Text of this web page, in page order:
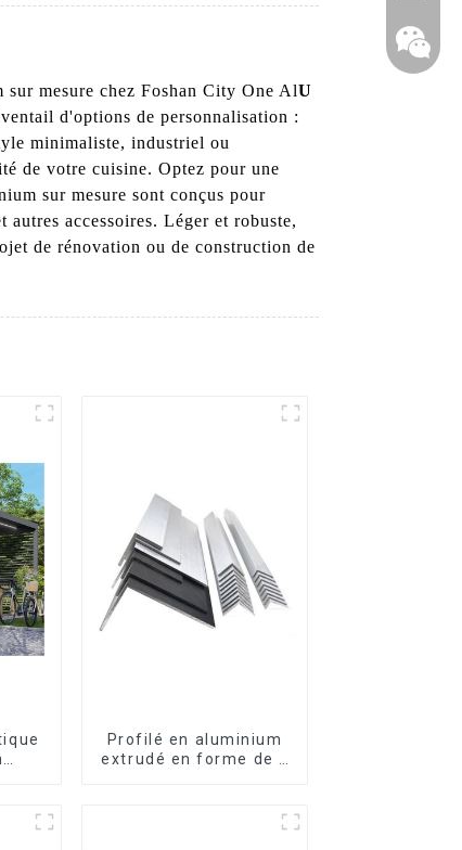
mesure chez Foshan City One AlU
d'options de personnalisation :
minimaliste, industriel ou
de votre cuisine. Optez pour une
sur mesure sont conçus pour
accessoires. Léger et robuste,
de rénovation ou de construction de
Profilé en aluminium
extrudé en forme de L